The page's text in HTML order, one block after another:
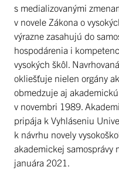
s medializovanými
v novele Zákona o
výrazne zasahujú do
hospodárenia i
vysokých škôl.
okliešťuje nielen orgány
obmedzuje aj
v novembri 1989.
pripája k Vyhláseniu
k návrhu novely
akademickej samosprávy
januára 2021.